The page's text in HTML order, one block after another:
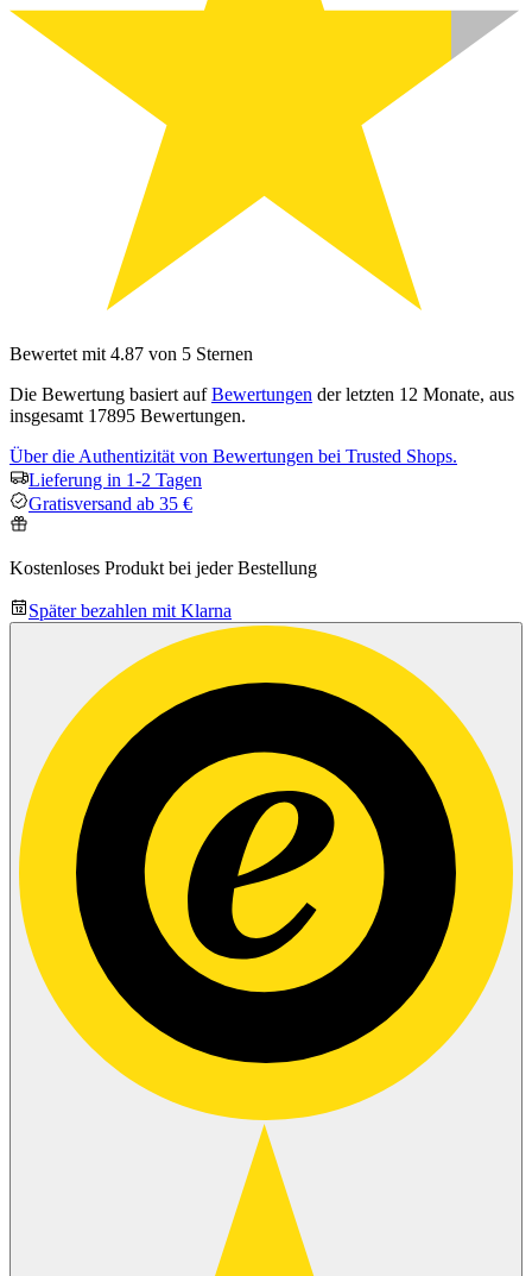
Bewertet mit 4.87 von 5 Sternen
Die Bewertung basiert aufBewertungen der letzten 12 Monate, aus
insgesamt 17895 Bewertungen.
Über die Authentizität von Bewertungen bei Trusted Shops.
Lieferung in 1-2 Tagen
Gratisversand ab 35 €
Kostenloses Produkt bei jeder Bestellung
Später bezahlen mit Klarna